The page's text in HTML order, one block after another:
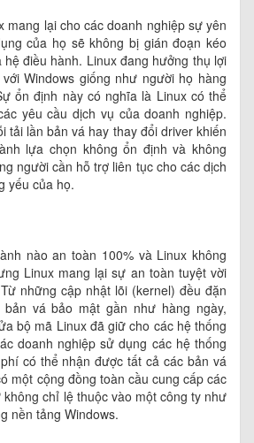
mang lại cho các doanh nghiệp sự yên
của họ sẽ không bị gián đoạn kéo
điều hành. Linux đang hưởng thụ lợi
Windows giống như người họ hàng
ổn định này có nghĩa là Linux có thể
yêu cầu dịch vụ của doanh nghiệp.
tải lần bản vá hay thay đổi driver khiến
lựa chọn không ổn định và không
người cần hỗ trợ liên tục cho các dịch
yếu của họ.
nào an toàn 100% và Linux không
Linux mang lại sự an toàn tuyệt vời
những cập nhật lõi (kernel) đều đặn
vá bảo mật gần như hàng ngày,
bộ mã Linux đã giữ cho các hệ thống
doanh nghiệp sử dụng các hệ thống
có thể nhận được tất cả các bản vá
một cộng đồng toàn cầu cung cấp các
chỉ lệ thuộc vào một công ty như
nền tảng Windows.